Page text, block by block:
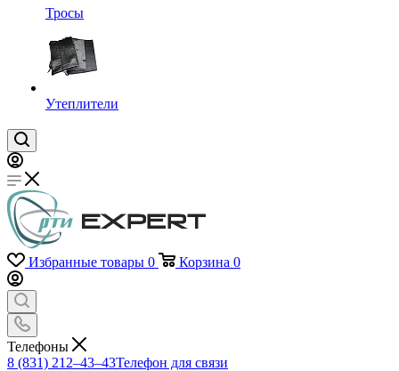
Тросы
Утеплители
Избранные товары 0 Корзина 0
Телефоны
8 (831) 212–43–43Телефон для связи